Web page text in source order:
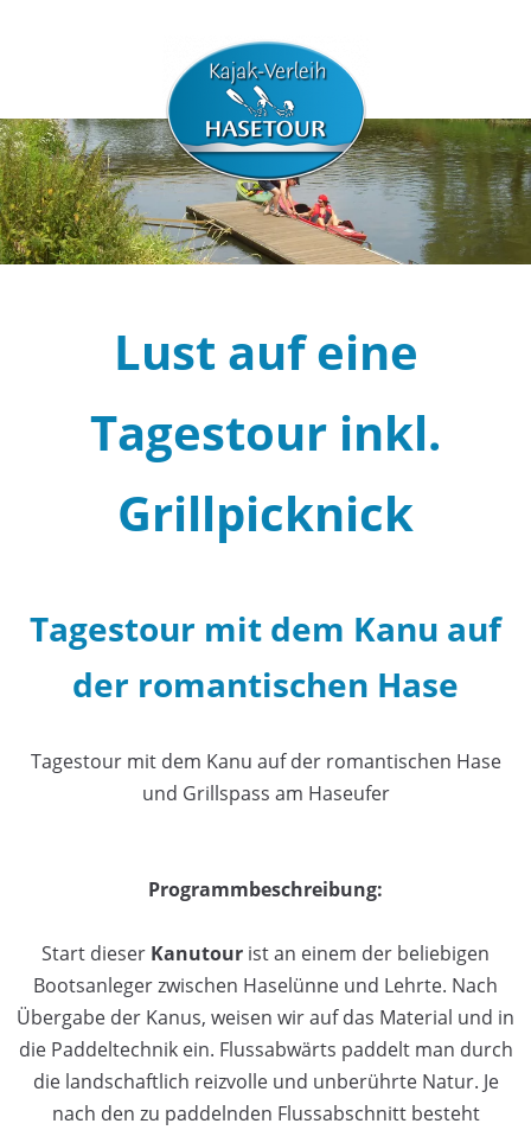
Lust auf eine
Tagestour inkl.
Grillpicknick
Tagestour mit dem Kanu auf
der romantischen Hase
Tagestour mit dem Kanu auf der romantischen Hase
und Grillspass am Haseufer
Programmbeschreibung:
Start dieser Kanutour ist an einem der beliebigen
Bootsanleger zwischen Haselünne und Lehrte. Nach
Übergabe der Kanus, weisen wir auf das Material und in
die Paddeltechnik ein. Flussabwärts paddelt man durch
die landschaftlich reizvolle und unberührte Natur. Je
nach den zu paddelnden Flussabschnitt besteht